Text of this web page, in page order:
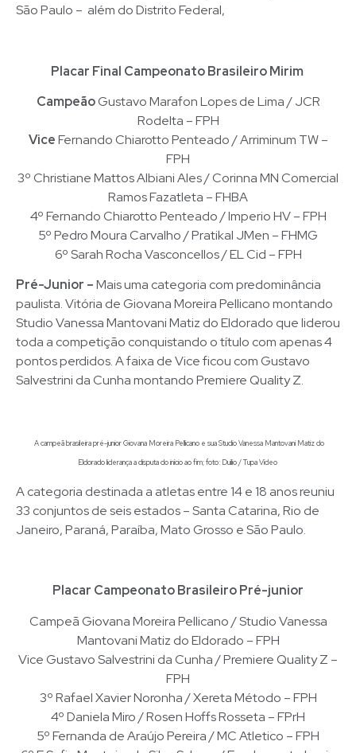
São Paulo – além do Distrito Federal,
Placar Final Campeonato Brasileiro Mirim
CampeãoGustavo Marafon Lopes de Lima / JCR
Rodelta – FPH
ViceFernando Chiarotto Penteado / Arriminum TW –
FPH
3º Christiane Mattos Albiani Ales / Corinna MN Comercial
Ramos Fazatleta – FHBA
4º Fernando Chiarotto Penteado / Imperio HV – FPH
5º Pedro Moura Carvalho / Pratikal JMen – FHMG
6º Sarah Rocha Vasconcellos / EL Cid – FPH
Pré-Junior –Mais uma categoria com predominância
paulista. Vitória de Giovana Moreira Pellicano montando
Studio Vanessa Mantovani Matiz do Eldorado que liderou
toda a competição conquistando o título com apenas 4
pontos perdidos. A faixa de Vice ficou com Gustavo
Salvestrini da Cunha montando Premiere Quality Z.
A campeã brasileira pré-junior Giovana Moreira Pellicano e sua Studio Vanessa Mantovani Matiz do
Eldorado liderança a disputa do início ao fim; foto: Duílio / Tupa Vídeo
A categoria destinada a atletas entre 14 e 18 anos reuniu
33 conjuntos de seis estados – Santa Catarina, Rio de
Janeiro, Paraná, Paraíba, Mato Grosso e São Paulo.
Placar Campeonato Brasileiro Pré-junior
Campeã Giovana Moreira Pellicano / Studio Vanessa
Mantovani Matiz do Eldorado – FPH
Vice Gustavo Salvestrini da Cunha / Premiere Quality Z –
FPH
3º Rafael Xavier Noronha / Xereta Método – FPH
4º Daniela Miro / Rosen Hoffs Rosseta – FPrH
5º Fernanda de Araújo Pereira / MC Atletico – FPH